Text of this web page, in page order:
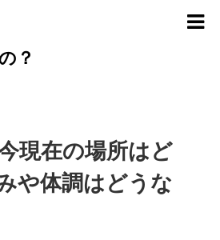
？
現在の場所はど
や体調はどうな